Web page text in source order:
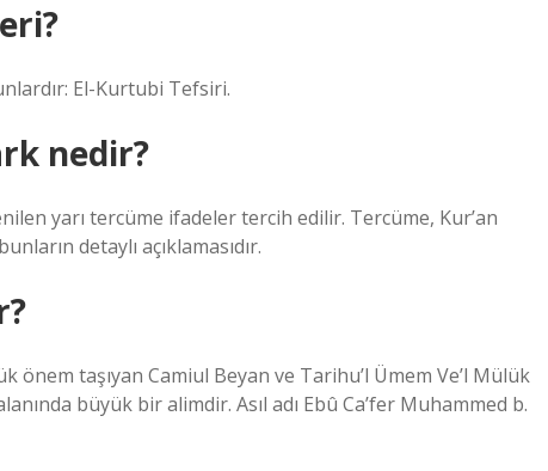
El-Kurtubi Tefsiri.
nedir?
yarı tercüme ifadeler tercih edilir. Tercüme, Kur’an
detaylı açıklamasıdır.
taşıyan Camiul Beyan ve Tarihu’l Ümem Ve’l Mülük
büyük bir alimdir. Asıl adı Ebû Ca’fer Muhammed b.